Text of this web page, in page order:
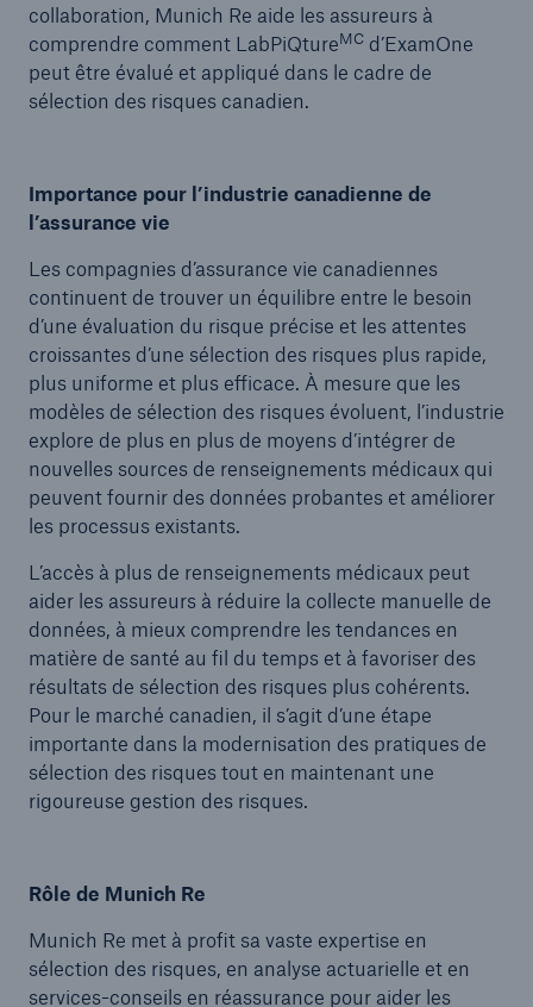
collaboration, Munich Re aide les assureurs à
comprendre comment LabPiQtureMCd’ExamOne
peut être évalué et appliqué dans le cadre de
sélection des risques canadien.
Importance pour l’industrie canadienne de
l’assurance vie
Les compagnies d’assurance vie canadiennes
continuent de trouver un équilibre entre le besoin
d’une évaluation du risque précise et les attentes
croissantes d’une sélection des risques plus rapide,
plus uniforme et plus efficace. À mesure que les
modèles de sélection des risques évoluent, l’industrie
explore de plus en plus de moyens d’intégrer de
nouvelles sources de renseignements médicaux qui
peuvent fournir des données probantes et améliorer
les processus existants.
L’accès à plus de renseignements médicaux peut
aider les assureurs à réduire la collecte manuelle de
données, à mieux comprendre les tendances en
matière de santé au fil du temps et à favoriser des
résultats de sélection des risques plus cohérents.
Pour le marché canadien, il s’agit d’une étape
importante dans la modernisation des pratiques de
sélection des risques tout en maintenant une
rigoureuse gestion des risques.
Rôle de Munich Re
Munich Re met à profit sa vaste expertise en
sélection des risques, en analyse actuarielle et en
services-conseils en réassurance pour aider les